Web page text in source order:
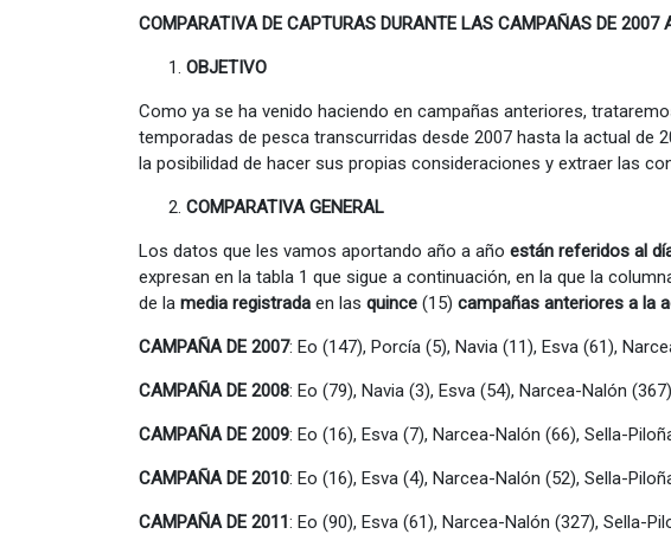
COMPARATIVA DE CAPTURAS DURANTE LAS CAMPAÑAS DE 2007
OBJETIVO
Como ya se ha venido haciendo en campañas anteriores,
temporadas de pesca transcurridas desde 2007 hasta la actual
la posibilidad de hacer sus propias consideraciones y extraer las
COMPARATIVA GENERAL
Los datos que les vamos aportando año a año están referidos al
expresan en la tabla 1 que sigue a continuación, en la que la
de la media registrada en las quince (15) campañas anteriores a la
CAMPAÑA DE 2007: Eo (147), Porcía (5), Navia (11), Esva (61),
CAMPAÑA DE 2008: Eo (79), Navia (3), Esva (54), Narcea-Nalón
CAMPAÑA DE 2009: Eo (16), Esva (7), Narcea-Nalón (66), Sella-
CAMPAÑA DE 2010: Eo (16), Esva (4), Narcea-Nalón (52), Sella-
CAMPAÑA DE 2011: Eo (90), Esva (61), Narcea-Nalón (327), Sella-